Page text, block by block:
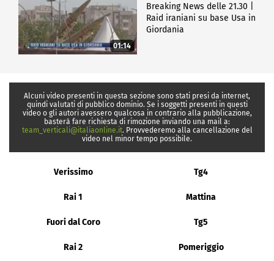
01:14
Breaking News delle 21.30 |
Raid iraniani su base Usa in
Giordania
Alcuni video presenti in questa sezione sono stati presi da internet,
quindi valutati di pubblico dominio. Se i soggetti presenti in questi
video o gli autori avessero qualcosa in contrario alla pubblicazione,
basterà fare richiesta di rimozione inviando una mail a:
team_verticali@italiaonline.it. Provvederemo alla cancellazione del
video nel minor tempo possibile.
Verissimo Tg4
Rai 1 Mattina
Fuori dal Coro Tg5
Rai 2 Pomeriggio